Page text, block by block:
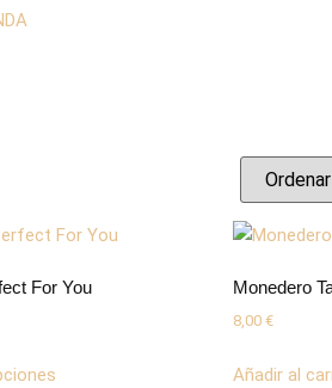
For You Monedero
8,00 €
Añadir al